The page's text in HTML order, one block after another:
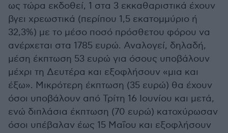
ως τώρα εκδοθεί, 1 στα 3 εκκαθαριστικά έχουν
βγει χρεωστικά (περίπου 1,5 εκατομμύριο ή
32,3%) με το μέσο ποσό πρόσθετου φόρου να
ανέρχεται στα 1785 ευρώ. Αναλογεί, δηλαδή,
μέση έκπτωση 53 ευρώ για όσους υποβάλουν
μέχρι τη Δευτέρα και εξοφλήσουν «μια και
έξω». Μικρότερη έκπτωση (35 ευρώ) θα έχουν
όσοι υποβάλουν από Τρίτη 16 Ιουνίου και μετά,
ενώ διπλάσια έκπτωση (70 ευρώ) κατοχύρωσαν
όσοι υπέβαλαν έως 15 Μαΐου και εξοφλήσουν